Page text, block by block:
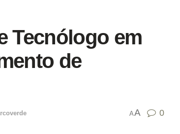
Tecnólogo em
de
AA 0